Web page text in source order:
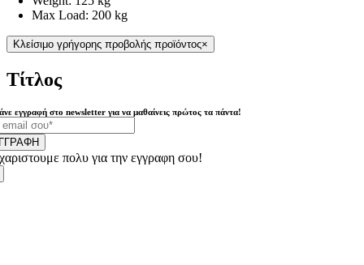
Max Load: 200 kg
Κλείσιμο γρήγορης προβολής προϊόντος×
Τίτλος
εγγραφή στο newsletter για να μαθαίνεις πρώτος τα πάντα!
πολυ για την εγγραφη σου!